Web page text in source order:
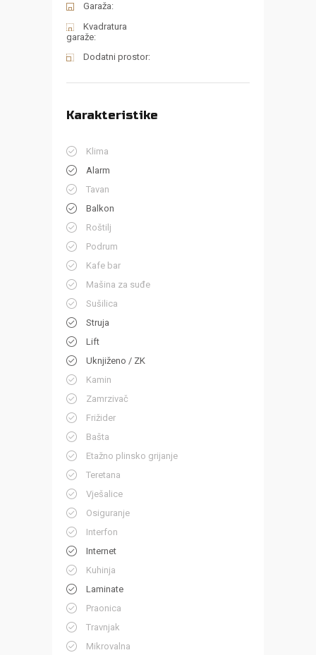
Garaža:
Kvadratura
garaže:
Dodatni prostor:
Karakteristike
Klima
Alarm
Tavan
Balkon
Roštilj
Podrum
Kafe bar
Mašina za suđe
Sušilica
Struja
Lift
Uknjiženo / ZK
Kamin
Zamrzivač
Frižider
Bašta
Etažno plinsko grijanje
Teretana
Vješalice
Osiguranje
Interfon
Internet
Kuhinja
Laminate
Praonica
Travnjak
Mikrovalna